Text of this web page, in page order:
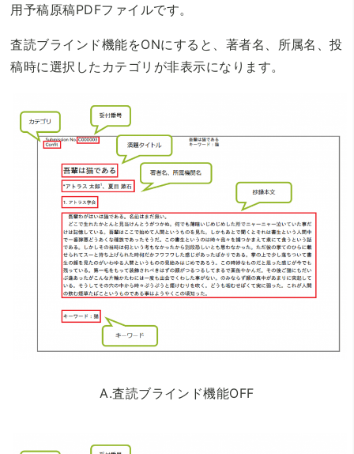
用予稿原稿PDFファイルです。
査読ブラインド機能をONにすると、著者名、所属名、投
稿時に選択したカテゴリが非表示になります。
A.査読ブラインド機能OFF